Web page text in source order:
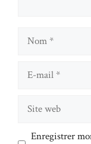
Enregistrer